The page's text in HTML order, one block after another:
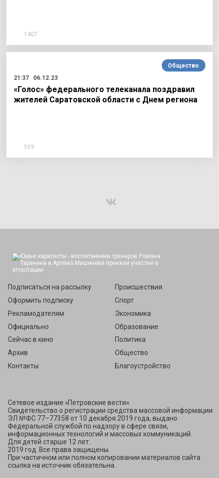
1407
Общество
21:37
06.12.23
«Голос» федерального телеканала поздравил
жителей Саратовской области с Днем региона
509
Подписаться на рассылку
Оформить подписку
Рекламодателям
Официально
Сейчас в кино
Архив
Контакты
Происшествия
Спорт
Экономика
Образование
Политика
Общество
Благоустройство
Сетевое издание «Петровские вести»
Свидетельство о регистрации средства массовой информации
ЭЛ №ФС 77–77358 от 10 декабря 2019 года, выдано
Федеральной службой по надзору в сфере связи,
информационных технологий и массовых коммуникаций.
Для детей старше 12 лет.
2019 год. Все права защищены.
При частичном или полном копировании материалов сайта
ссылка на источник обязательна.
Подписаться